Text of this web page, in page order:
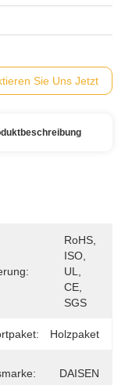
Sie Uns Jetzt
RoHS,
ISO,
UL,
CE,
SGS
Holzpaket
DAISEN